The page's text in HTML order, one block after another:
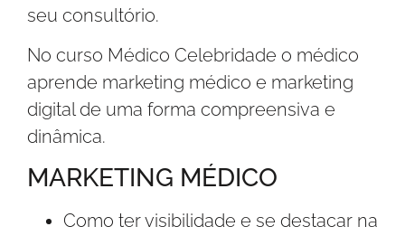
seu consultório.
No curso Médico Celebridade o médico
aprende marketing médico e marketing
digital de uma forma compreensiva e
dinâmica.
MARKETING MÉDICO
Como ter visibilidade e se destacar na